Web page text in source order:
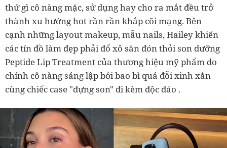
thứ gì cô nàng mặc, sử dụng hay cho ra mắt đều trở
thành xu hướng hot rần rần khắp cõi mạng. Bên
cạnh những layout makeup, mẫu nails, Hailey khiến
các tín đồ làm đẹp phải đổ xô săn đón thỏi son dưỡng
Peptide Lip Treatment của thương hiệu mỹ phẩm do
chính cô nàng sáng lập bởi bao bì quá đỗi xinh xắn
cùng chiếc case "đựng son" đi kèm độc đáo .